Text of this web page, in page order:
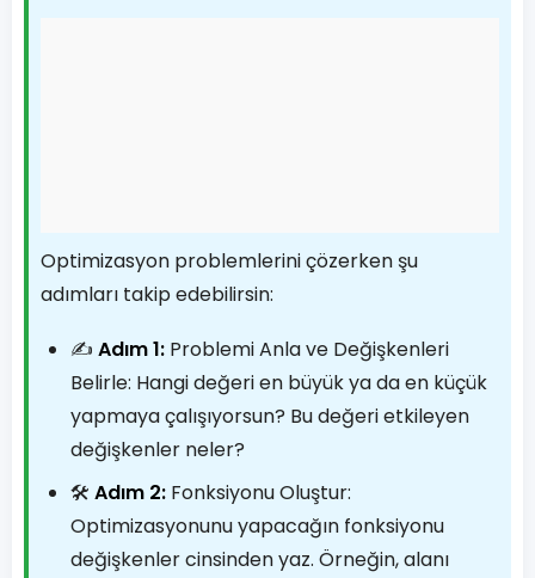
Optimizasyon problemlerini çözerken şu
adımları takip edebilirsin:
✍️ Adım 1: Problemi Anla ve Değişkenleri
Belirle: Hangi değeri en büyük ya da en küçük
yapmaya çalışıyorsun? Bu değeri etkileyen
değişkenler neler?
🛠️ Adım 2: Fonksiyonu Oluştur:
Optimizasyonunu yapacağın fonksiyonu
değişkenler cinsinden yaz. Örneğin, alanı